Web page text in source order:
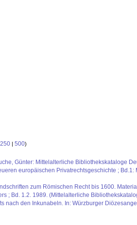
250 | 500)
Günter: Mittelalterliche Bibliothekskataloge
europäischen Privatrechtsgeschichte ;
zum Römischen Recht bis 1600.
; Bd. 1.2. 1989. (Mittelalterliche
nach den Inkunabeln. In: Würzburger